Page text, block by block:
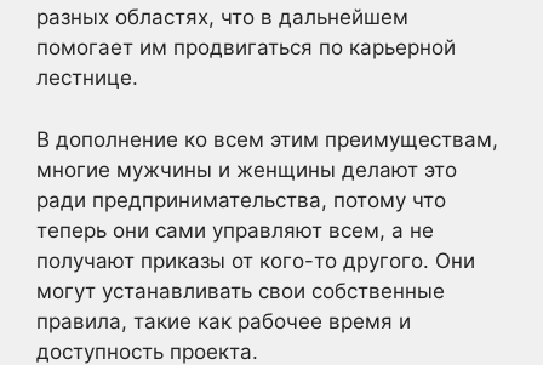
разных областях, что в дальнейшем
помогает им продвигаться по карьерной
лестнице.
В дополнение ко всем этим преимуществам,
многие мужчины и женщины делают это
ради предпринимательства, потому что
теперь они сами управляют всем, а не
получают приказы от кого-то другого. Они
могут устанавливать свои собственные
правила, такие как рабочее время и
доступность проекта.